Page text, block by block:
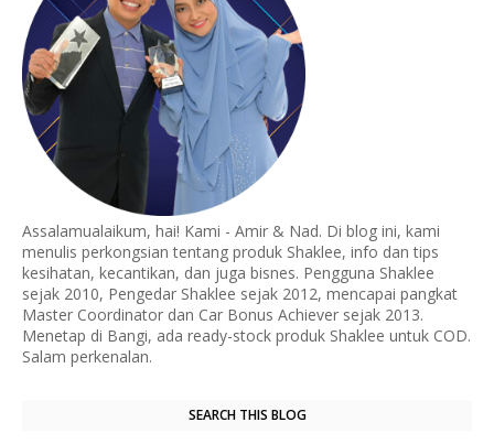
Assalamualaikum, hai! Kami - Amir & Nad. Di blog ini, kami
menulis perkongsian tentang produk Shaklee, info dan tips
kesihatan, kecantikan, dan juga bisnes. Pengguna Shaklee
sejak 2010, Pengedar Shaklee sejak 2012, mencapai pangkat
Master Coordinator dan Car Bonus Achiever sejak 2013.
Menetap di Bangi, ada ready-stock produk Shaklee untuk COD.
Salam perkenalan.
SEARCH THIS BLOG